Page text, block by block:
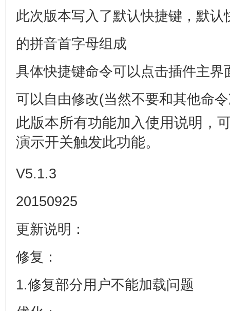
此次版本写入了默认快捷键，默
的拼音首字母组成
具体快捷键命令可以点击插件主界
可以自由修改(当然不要和其他命
此版本所有功能加入使用说明，
演示开关触发此功能。
V5.1.3
20150925
更新说明：
修复：
1.修复部分用户不能加载问题